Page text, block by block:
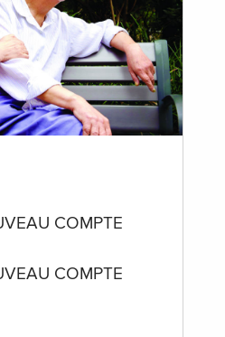
COMPTE
COMPTE